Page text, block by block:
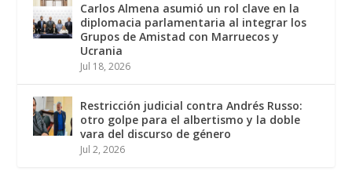
Carlos Almena asumió un rol clave en la
diplomacia parlamentaria al integrar los
Grupos de Amistad con Marruecos y
Ucrania
Jul 18, 2026
Restricción judicial contra Andrés Russo:
otro golpe para el albertismo y la doble
vara del discurso de género
Jul 2, 2026